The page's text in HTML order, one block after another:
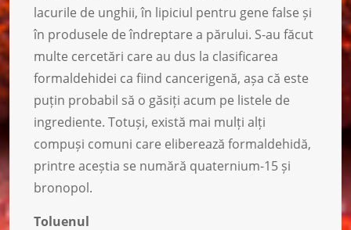
lacurile de unghii, în lipiciul pentru gene false și
în produsele de îndreptare a părului. S-au făcut
multe cercetări care au dus la clasificarea
formaldehidei ca fiind cancerigenă, așa că este
puțin probabil să o găsiți acum pe listele de
ingrediente. Totuși, există mai mulți alți
compuși comuni care eliberează formaldehidă,
printre aceștia se numără quaternium-15 și
bronopol.
Toluenul